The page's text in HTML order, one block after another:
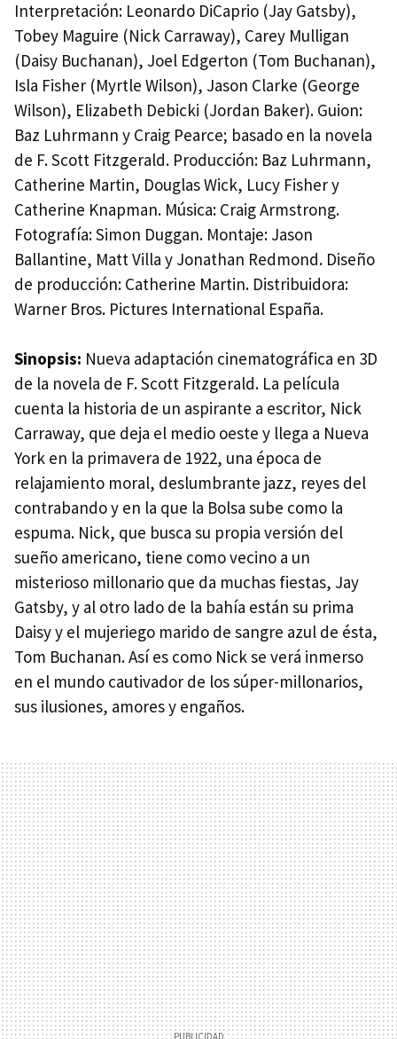
Interpretación: Leonardo DiCaprio (Jay Gatsby),
Tobey Maguire (Nick Carraway), Carey Mulligan
(Daisy Buchanan), Joel Edgerton (Tom Buchanan),
Isla Fisher (Myrtle Wilson), Jason Clarke (George
Wilson), Elizabeth Debicki (Jordan Baker). Guion:
Baz Luhrmann y Craig Pearce; basado en la novela
de F. Scott Fitzgerald. Producción: Baz Luhrmann,
Catherine Martin, Douglas Wick, Lucy Fisher y
Catherine Knapman. Música: Craig Armstrong.
Fotografía: Simon Duggan. Montaje: Jason
Ballantine, Matt Villa y Jonathan Redmond. Diseño
de producción: Catherine Martin. Distribuidora:
Warner Bros. Pictures International España.
Sinopsis: Nueva adaptación cinematográfica en 3D
de la novela de F. Scott Fitzgerald. La película
cuenta la historia de un aspirante a escritor, Nick
Carraway, que deja el medio oeste y llega a Nueva
York en la primavera de 1922, una época de
relajamiento moral, deslumbrante jazz, reyes del
contrabando y en la que la Bolsa sube como la
espuma. Nick, que busca su propia versión del
sueño americano, tiene como vecino a un
misterioso millonario que da muchas fiestas, Jay
Gatsby, y al otro lado de la bahía están su prima
Daisy y el mujeriego marido de sangre azul de ésta,
Tom Buchanan. Así es como Nick se verá inmerso
en el mundo cautivador de los súper-millonarios,
sus ilusiones, amores y engaños.